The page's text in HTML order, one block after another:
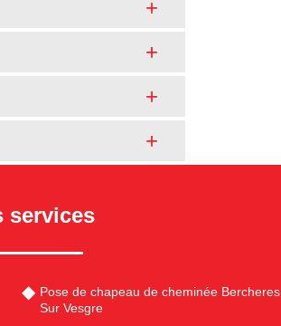
services
Pose de chapeau de cheminée Bercheres
Sur Vesgre